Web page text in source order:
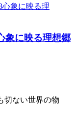
象に映る理想郷
切ない世界の物